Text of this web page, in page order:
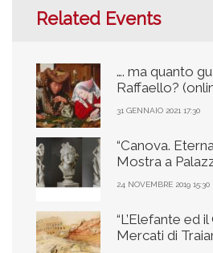
Related Events
…. ma quanto
Raffaello?
31 GENNAIO 2021 17:30
“Canova.
Mostra a
24 NOVEMBRE 2019 15:30
“L’Elefante ed
Mercati di